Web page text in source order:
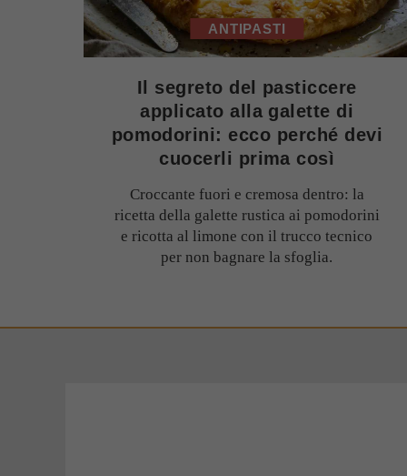
ANTIPASTI
Il segreto del pasticcere
applicato alla galette di
pomodorini: ecco perché devi
cuocerli prima così
Croccante fuori e cremosa dentro: la
ricetta della galette rustica ai pomodorini
e ricotta al limone con il trucco tecnico
per non bagnare la sfoglia.